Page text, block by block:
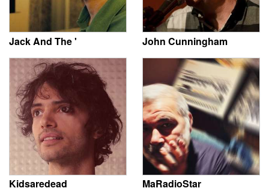
Jack And The ' John Cunningham
Kidsaredead MaRadioStar